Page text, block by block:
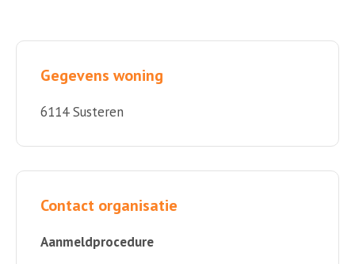
Gegevens woning
6114 Susteren
Contact organisatie
Aanmeldprocedure